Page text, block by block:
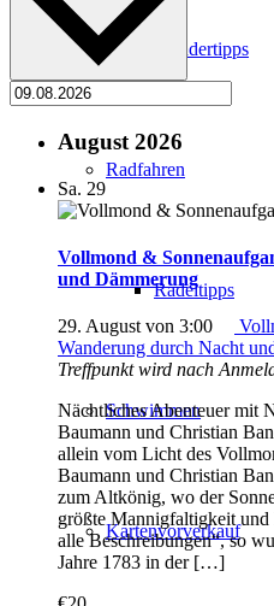
Wandertipps
Radfahren
Radeltipps
Schwimmen
Kartenvorverkauf
August 2026
Sa. 29
Vollmond &
und Dämmerung
29. August von 3:00
Wanderung durch Nacht
Treffpunkt wird nach
Nächtliches Abenteuer mit
Baumann und Christian
allein vom Licht des
Baumann und Christian
zum Altkönig, wo der
größte Mannigfaltigkeit und
alle Beschreibungen“, so
Jahre 1783 in der […]